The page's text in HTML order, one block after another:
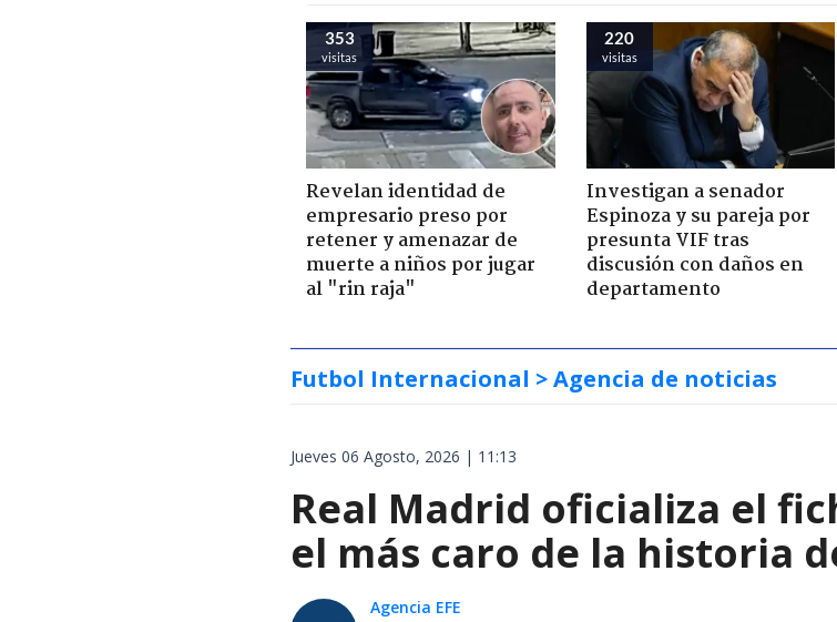
353
visitas
Revelan identidad de
empresario preso por
retener y amenazar de
muerte a niños por jugar
al "rin raja"
220
visitas
Investigan a senador
Espinoza y su pareja por
presunta VIF tras
discusión con daños en
departamento
Futbol Internacional > Agencia de noticias
Jueves 06 Agosto, 2026 | 11:13
Real Madrid oficializa el
el más caro de la historia
Agencia EFE